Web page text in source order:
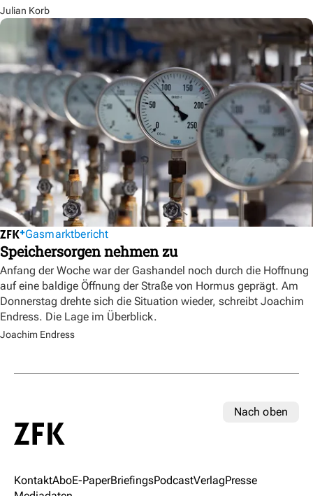
Julian Korb
Gasmarktbericht
Speichersorgen nehmen zu
Anfang der Woche war der Gashandel noch durch die Hoffnung
auf eine baldige Öffnung der Straße von Hormus geprägt. Am
Donnerstag drehte sich die Situation wieder, schreibt Joachim
Endress. Die Lage im Überblick.
Joachim Endress
Nach oben
KontaktAboE-PaperBriefingsPodcastVerlagPresse